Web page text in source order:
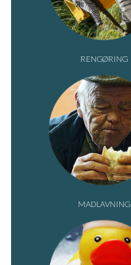
RENGØRING
MADLAVNING